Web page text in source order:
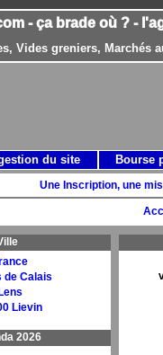
- ça brade où ? -
Vides greniers, Marchés
Une Inscription, une
de Calais
Lens
Lievin
2026
du site Bourse